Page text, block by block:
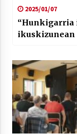
2025/01/07
“Hunkigarria
ikuskizunean